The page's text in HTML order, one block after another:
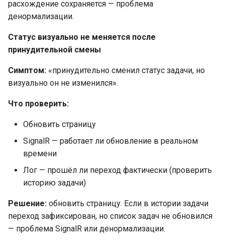
Lua в смарт-скриптах
Python в смарт-скриптах
NLP API в скриптах
Провайдер CalDAV
Паттерны и примеры
Exchange — диагностика
Календарь — решение
Ресурсы — настройка
Ресурсы и планировщик
Социальная сеть
расхождение сохраняется — проблема
денормализации.
Статус визуально не меняется после
принудительной смены
Симптом: «принудительно сменил статус задачи, но
визуально он не изменился».
Что проверить:
Обновить страницу
SignalR — работает ли обновление в реальном
времени
Лог — прошёл ли переход фактически (проверить
историю задачи)
Решение: обновить страницу. Если в истории задачи
переход зафиксирован, но список задач не обновился
— проблема SignalR или денормализации.